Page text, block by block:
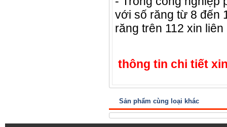
với số răng từ 8 đến
răng trên 112 xin liên
thông tin chi tiết
Sản phẩm cùng loại khác